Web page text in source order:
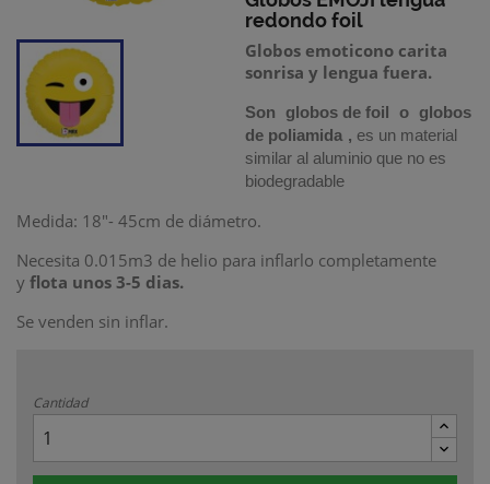
redondofoil
Globos emoticono carita
sonrisa y lengua fuera.
Son globos de foil o globos
de poliamida , es un material
similar al aluminio que no es
biodegradable
Medida: 18"- 45cm de diámetro.
Necesita 0.015m3 de helio para inflarlo completamente
y flota unos 3-5 dias.
Se venden sin inflar.
Cantidad